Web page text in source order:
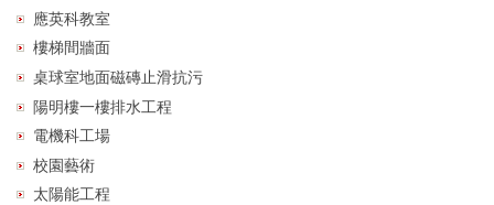
應英科教室
樓梯間牆面
桌球室地面磁磚止滑抗污
陽明樓一樓排水工程
電機科工場
校園藝術
太陽能工程